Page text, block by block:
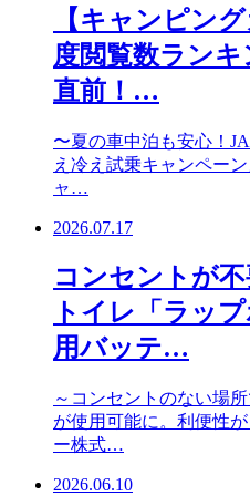
【キャンピン
度閲覧数ラン
直前！…
〜夏の車中泊も安心！
え冷え試乗キャンペー
ャ…
2026.07.17
コンセントが
トイレ「ラッ
用バッテ…
～コンセントのない場
が使用可能に。利便性
ー株式…
2026.06.10